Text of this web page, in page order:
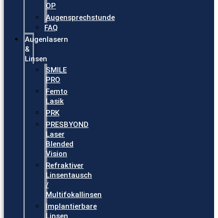
OP
Augensprechstunde
FAQ
Augenlasern
&
Linsen
SMILE
PRO
Femto
Lasik
PRK
PRESBYOND
Laser
Blended
Vision
Refraktiver
Linsentausch
/
Multifokallinsen
Implantierbare
Linsen